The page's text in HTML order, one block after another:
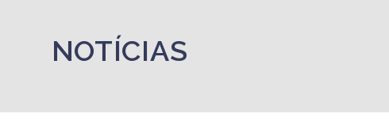
NOTÍCIAS